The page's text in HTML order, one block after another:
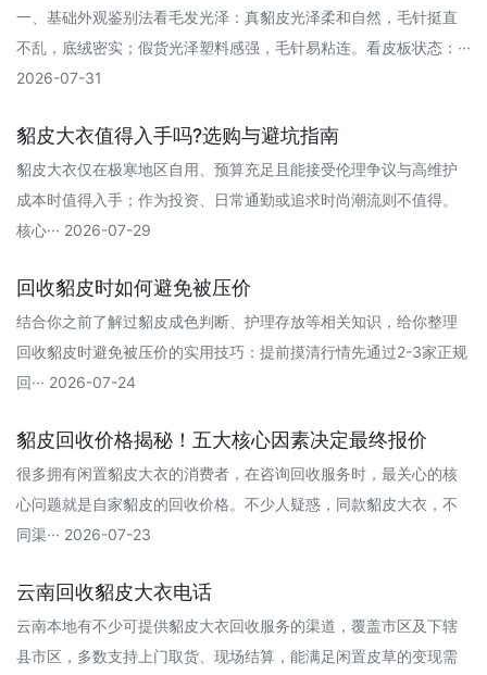
一、基础外观鉴别法看毛发光泽‌：真貂皮光泽柔和自然，毛针挺直
不乱，底绒密实；假货光泽塑料感强，毛针易粘连。看皮板状态‌：···
2026-07-31
貂皮大衣值得入手吗?选购与避坑指南
貂皮大衣仅在极寒地区自用、预算充足且能接受伦理争议与高维护
成本时值得入手；作为投资、日常通勤或追求时尚潮流则不值得。
核心··· 2026-07-29
回收貂皮时如何避免被压价
结合你之前了解过貂皮成色判断、护理存放等相关知识，给你整理
回收貂皮时避免被压价的实用技巧：提前摸清行情‌先通过2-3家正规
回··· 2026-07-24
貂皮回收价格揭秘！五大核心因素决定最终报价
很多拥有闲置貂皮大衣的消费者，在咨询回收服务时，最关心的核
心问题就是自家貂皮的回收价格。不少人疑惑，同款貂皮大衣，不
同渠··· 2026-07-23
云南回收貂皮大衣电话
云南本地有不少可提供貂皮大衣回收服务的渠道，覆盖市区及下辖
县市区，多数支持上门取货、现场结算，能满足闲置皮草的变现需